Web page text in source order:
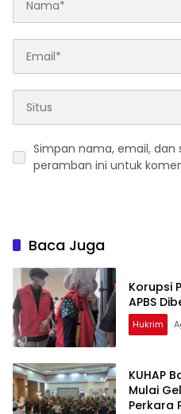
Simpan nama, email, dan
peramban ini untuk
Baca Juga
Korupsi
APBS
Hukrim
KUHAP
Mulai
Perkara